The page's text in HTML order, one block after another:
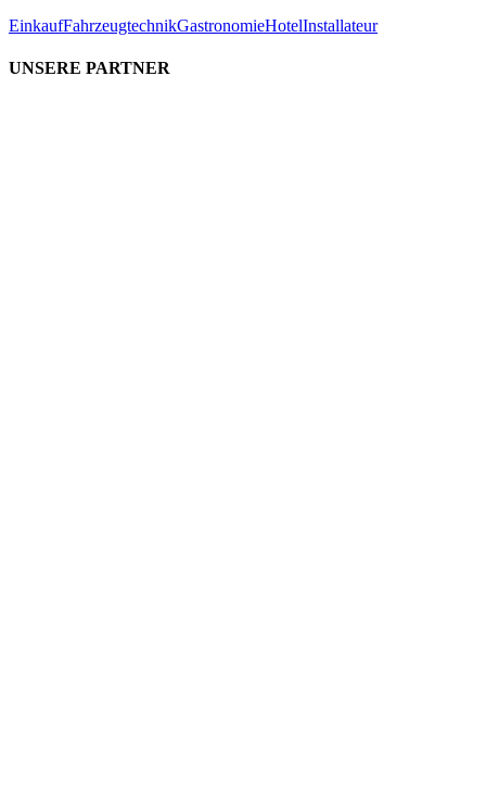
EinkaufFahrzeugtechnikGastronomieHotelInstallateur
UNSERE PARTNER